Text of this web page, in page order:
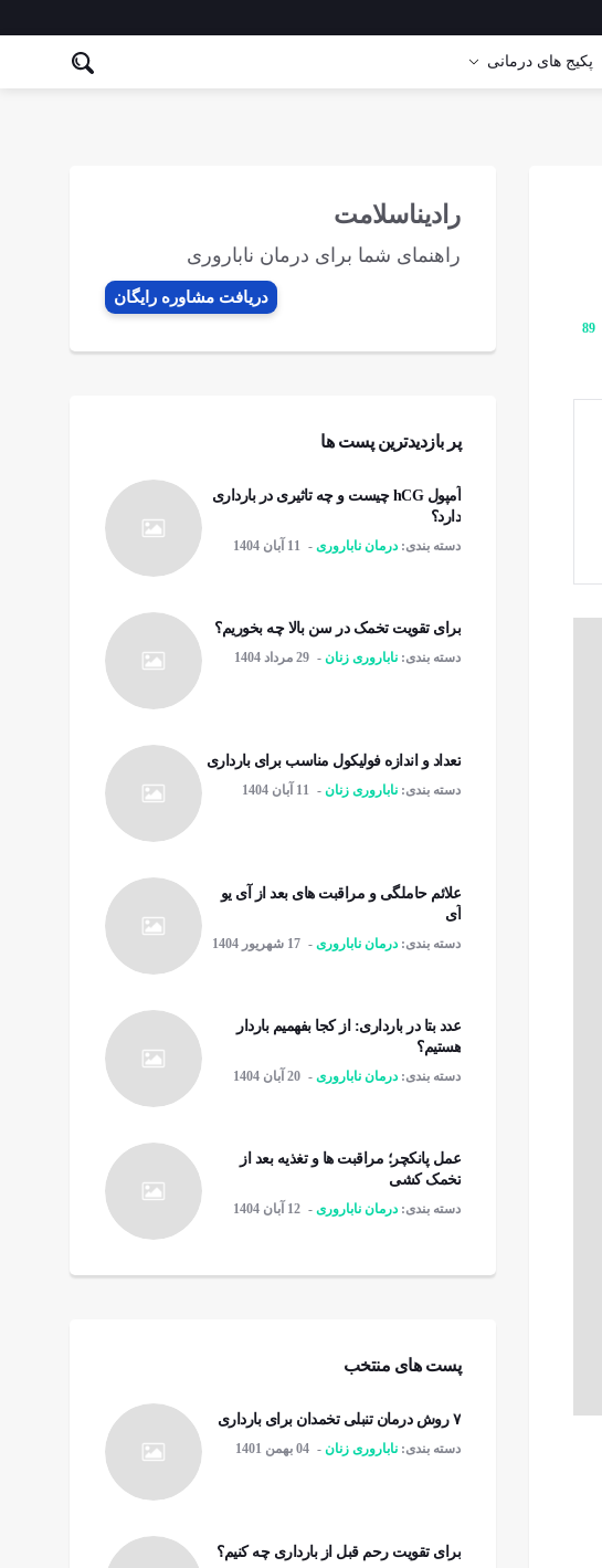
پکیج های درمانی
89
رادیناسلامت
راهنمای شما برای درمان ناباروری
دریافت مشاوره رایگان
پر بازدیدترین پست ها
آمپول hCG چیست و چه تاثیری در بارداری
دارد؟
دسته بندی: درمان ناباروری 11 آبان 1404
برای تقویت تخمک در سن بالا چه بخوریم؟
دسته بندی: ناباروری زنان 29 مرداد 1404
تعداد و اندازه فولیکول مناسب برای بارداری
دسته بندی: ناباروری زنان 11 آبان 1404
علائم حاملگی و مراقبت های بعد از آی یو
آی
دسته بندی: درمان ناباروری 17 شهریور 1404
عدد بتا در بارداری: از کجا بفهمیم باردار
هستیم؟
دسته بندی: درمان ناباروری 20 آبان 1404
عمل پانکچر؛ مراقبت ها و تغذیه بعد از
تخمک کشی
دسته بندی: درمان ناباروری 12 آبان 1404
پست های منتخب
۷ روش درمان تنبلی تخمدان برای بارداری
دسته بندی: ناباروری زنان 04 بهمن 1401
برای تقویت رحم قبل از بارداری چه کنیم؟